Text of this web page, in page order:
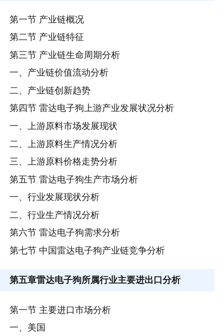
第一节 产业链概况
第二节 产业链特征
第三节 产业链生命周期分析
一、产业链价值流动分析
二、产业链创新趋势
第四节 雷达电子狗上游产业发展状况分析
一、上游原料市场发展现状
二、上游原料生产情况分析
三、上游原料价格走势分析
第五节 雷达电子狗生产市场分析
一、行业发展现状分析
二、行业生产情况分析
第六节 雷达电子狗需求分析
第七节 中国雷达电子狗产业链竞争分析
第五章雷达电子狗所属行业主要进出口分析
第一节 主要进口市场分析
一、美国